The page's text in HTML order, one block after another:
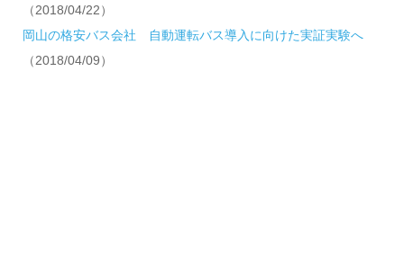
（2018/04/22）
岡山の格安バス会社 自動運転バス導入に向けた実証実験へ
（2018/04/09）